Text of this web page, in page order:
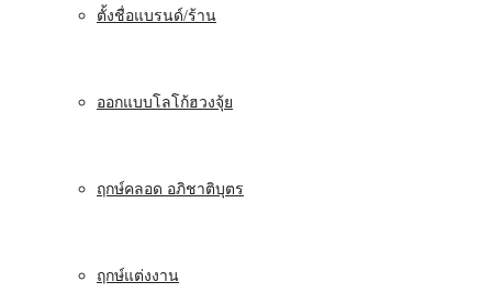
ตั้งชื่อแบรนด์/ร้าน
ออกแบบโลโก้ฮวงจุ้ย
ฤกษ์คลอด อภิชาติบุตร
ฤกษ์แต่งงาน